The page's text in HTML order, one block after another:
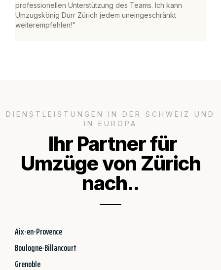
professionellen Unterstützung des Teams. Ich kann
Umzugskönig Durr Zürich jedem uneingeschränkt
weiterempfehlen!"
DIENSTLEISTUNGEN IN DER SCHWEIZ UND
IN EUROPA
Ihr Partner für
Umzüge von Zürich
nach..
Aix-en-Provence
Boulogne-Billancourt
Grenoble